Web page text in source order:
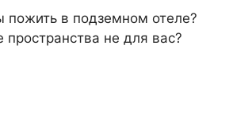
пожить в подземном отеле?
не для вас?